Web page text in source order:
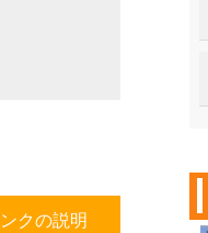
クの説明